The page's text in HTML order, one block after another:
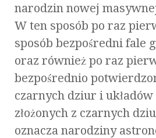
narodzin nowej
W ten sposób po raz
sposób bezpośredni fale
oraz również po raz
bezpośrednio
czarnych dziur i
złożonych z czarnych
oznacza narodziny